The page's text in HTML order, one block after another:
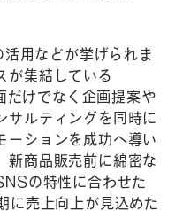
用などが挙げられま
が集結している
けでなく企画提案や
サルティングを同時に
ーションを成功へ導い
新商品販売前に綿密な
の特性に合わせた
に売上向上が見込めた